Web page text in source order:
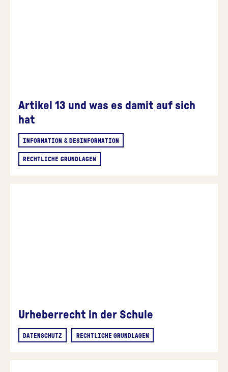
Artikel 13 und was es damit auf sich
hat
INFORMATION & DESINFORMATION
RECHTLICHE GRUNDLAGEN
Urheberrecht in der Schule
DATENSCHUTZ RECHTLICHE GRUNDLAGEN